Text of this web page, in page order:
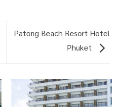
Patong Beach Resort Hotel
Phuket